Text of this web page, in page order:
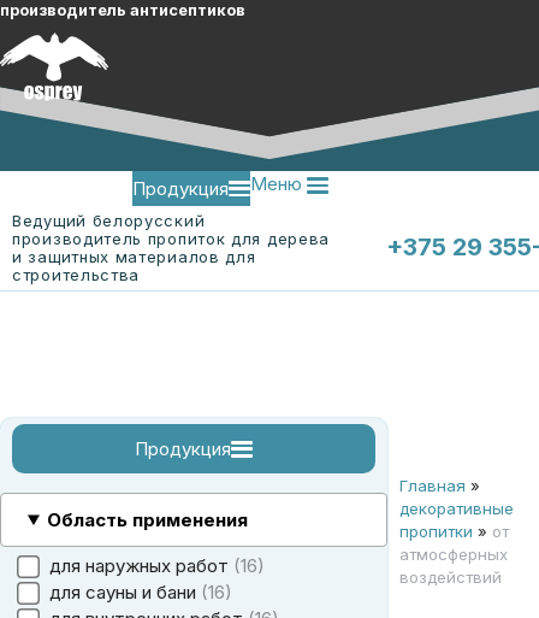
производитель антисептиков
Продукция Меню
Ведущий белорусский
производитель пропиток для дерева
и защитных материалов для
строительства
+375 29
Продукция
Область применения
для наружных работ 16
для сауны и бани 16
Главная »
декоративные
пропитки » от
атмосферных
воздействий